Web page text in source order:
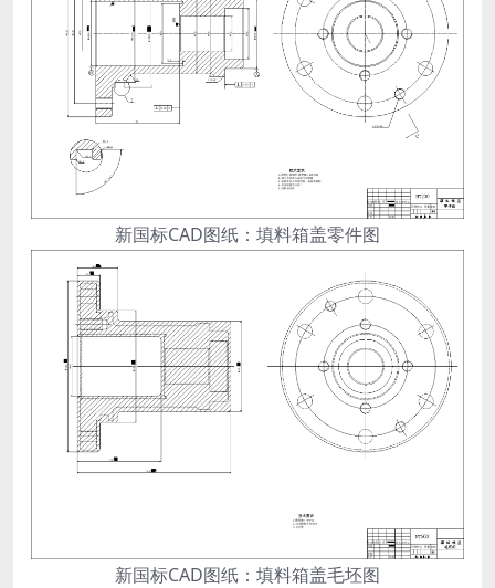
新国标CAD图纸：填料箱盖零件图
新国标CAD图纸：填料箱盖毛坯图